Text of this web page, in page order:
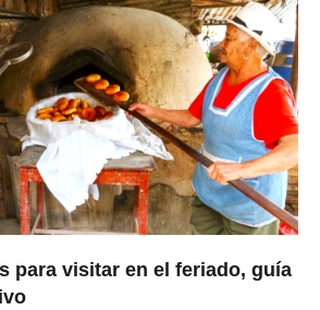
para visitar en el feriado, guía